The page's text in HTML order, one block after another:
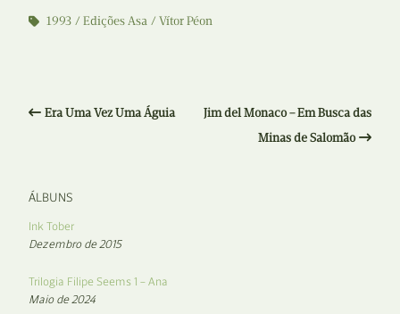
1993
Edições Asa Vítor Péon
Era Uma Vez Uma Águia
Jim del Monaco – Em Busca das
Minas de Salomão
ÁLBUNS
Ink Tober
Dezembro de 2015
Trilogia Filipe Seems 1 – Ana
Maio de 2024